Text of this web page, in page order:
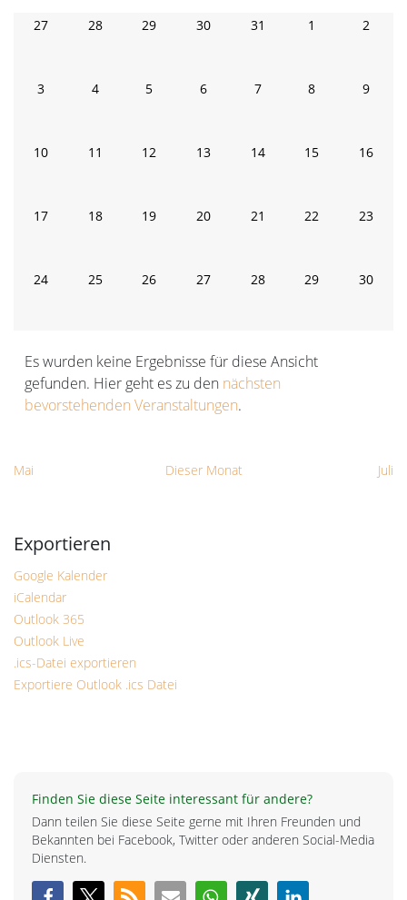
Veranstaltungen
0
27
0
28
0
29
0
30
0
31
01
0
2
0
3
0
4
0
5
0
6
0
7
0
8
0
9
010
011
012
013
014
015
016
017
018
019
0
20
0
21
0
22
0
23
0
24
0
25
0
26
0
27
0
28
0
29
0
30
Hinweis
Es wurden keine Ergebnisse für diese Ansicht
gefunden. Hier geht es zu den nächsten
bevorstehenden Veranstaltungen.
Mai Dieser Monat Juli
Google Kalender
iCalendar
Outlook 365
Outlook Live
.ics-Datei exportieren
Exportiere Outlook .ics Datei
Finden Sie diese Seite interessant für andere?
Dann teilen Sie diese Seite gerne mit Ihren Freunden und
Bekannten bei Facebook, Twitter oder anderen Social-Media
Diensten.